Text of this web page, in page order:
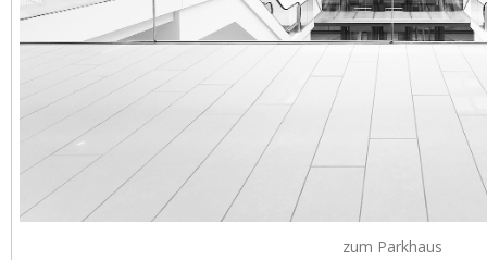
zum Parkhaus